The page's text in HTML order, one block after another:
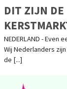
DIT ZIJN DE
NEDERLAND -
Wij Nederlanders
de [...]